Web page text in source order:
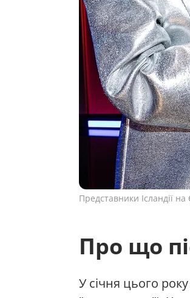
Представники Ісландії
Про що
У січня цього